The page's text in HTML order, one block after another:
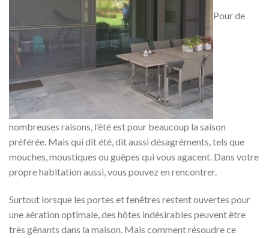
Pour de
nombreuses raisons, l’été est pour beaucoup la saison
préférée. Mais qui dit été, dit aussi désagréments, tels que
mouches, moustiques ou guêpes qui vous agacent. Dans votre
propre habitation aussi, vous pouvez en rencontrer.
Surtout lorsque les portes et fenêtres restent ouvertes pour
une aération optimale, des hôtes indésirables peuvent être
très gênants dans la maison. Mais comment résoudre ce